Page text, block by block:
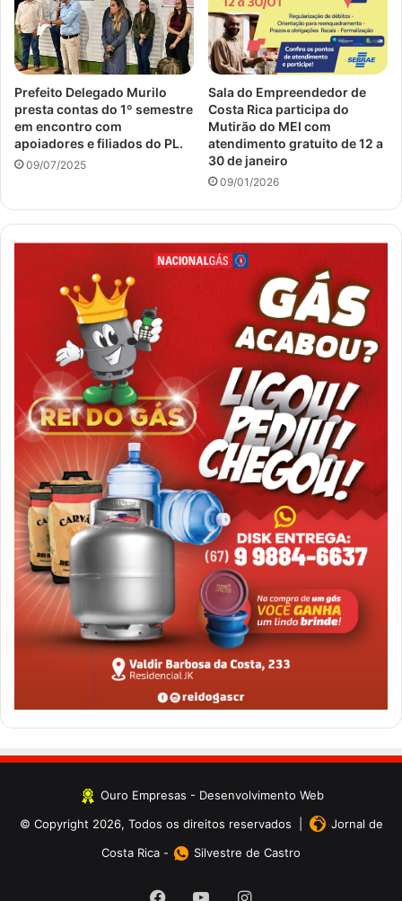
Prefeito Delegado Murilo
presta contas do 1º semestre
em encontro com
apoiadores e filiados do PL.
09/07/2025
Sala do Empreendedor de
Costa Rica participa do
Mutirão do MEI com
atendimento gratuito de 12 a
30 de janeiro
09/01/2026
Ouro Empresas - Desenvolvimento Web
© Copyright 2026, Todos os direitos reservados |
Jornal de
Costa Rica - Silvestre de Castro
Facebook
YouTubeInstagram